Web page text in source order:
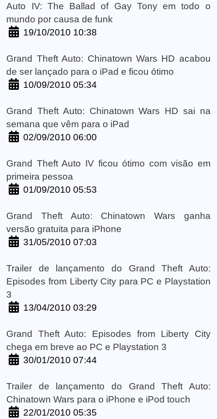
Auto IV: The Ballad of Gay Tony em todo o
mundo por causa de funk
19/10/2010 10:38
Grand Theft Auto: Chinatown Wars HD acabou
de ser lançado para o iPad e ficou ótimo
10/09/2010 05:34
Grand Theft Auto: Chinatown Wars HD sai na
semana que vêm para o iPad
02/09/2010 06:00
Grand Theft Auto IV ficou ótimo com visão em
primeira pessoa
01/09/2010 05:53
Grand Theft Auto: Chinatown Wars ganha
versão gratuita para iPhone
31/05/2010 07:03
Trailer de lançamento do Grand Theft Auto:
Episodes from Liberty City para PC e Playstation
3
13/04/2010 03:29
Grand Theft Auto: Episodes from Liberty City
chega em breve ao PC e Playstation 3
30/01/2010 07:44
Trailer de lançamento do Grand Theft Auto:
Chinatown Wars para o iPhone e iPod touch
22/01/2010 05:35